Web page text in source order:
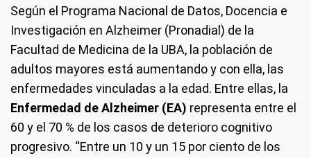
Según el Programa Nacional de Datos, Docencia e
Investigación en Alzheimer (Pronadial) de la
Facultad de Medicina de la UBA, la población de
adultos mayores está aumentando y con ella, las
enfermedades vinculadas a la edad. Entre ellas, la
Enfermedad de Alzheimer (EA) representa entre el
60 y el 70 % de los casos de deterioro cognitivo
progresivo. “Entre un 10 y un 15 por ciento de los